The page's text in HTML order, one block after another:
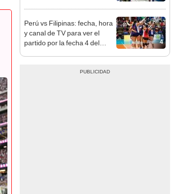
4
Perú vs Filipinas: fecha, hora
y canal de TV para ver el
partido por la fecha 4 del